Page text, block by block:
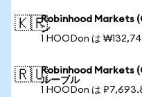
🇰🇷Robinhood Markets
ン
1 HOODon は
🇷🇺Robinhood Markets
ルーブル
1 HOODon は